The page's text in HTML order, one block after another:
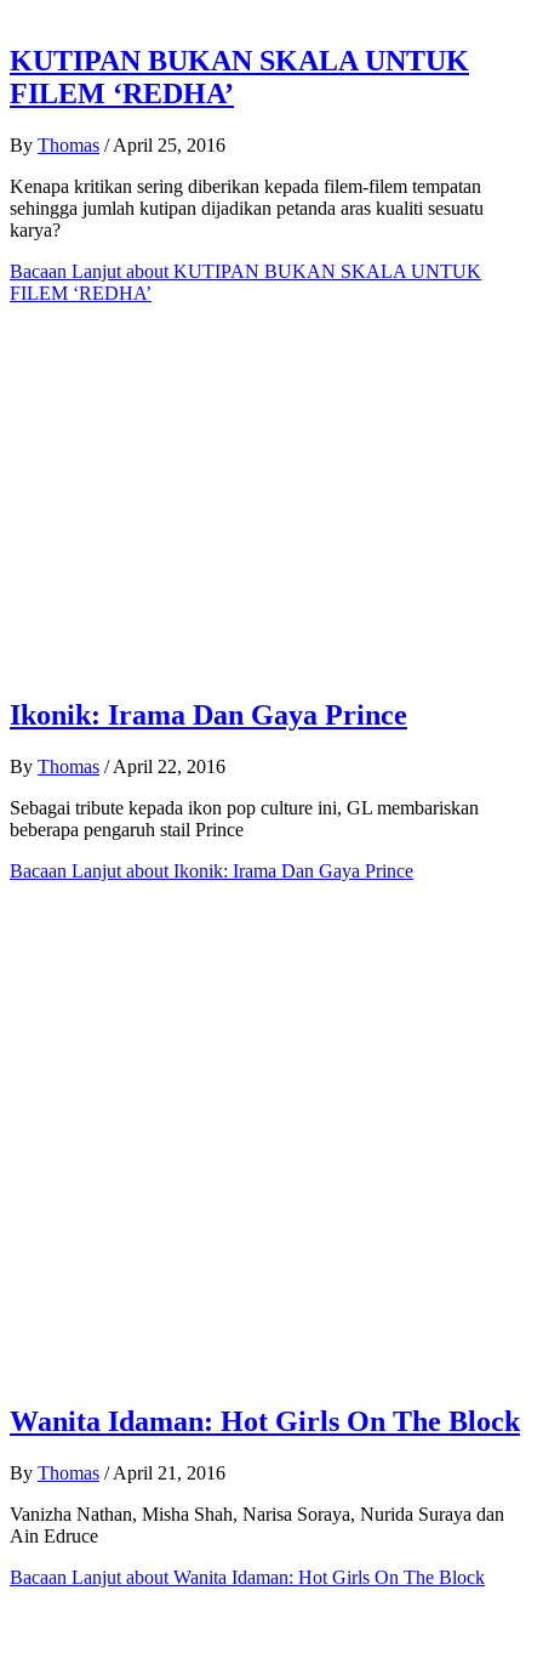
KUTIPAN BUKAN SKALA UNTUK
FILEM ‘REDHA’
By Thomas / April 25, 2016
Kenapa kritikan sering diberikan kepada filem-filem tempatan
sehingga jumlah kutipan dijadikan petanda aras kualiti sesuatu
karya?
Bacaan Lanjut about KUTIPAN BUKAN SKALA UNTUK
FILEM ‘REDHA’
Ikonik: Irama Dan Gaya Prince
By Thomas / April 22, 2016
Sebagai tribute kepada ikon pop culture ini, GL membariskan
beberapa pengaruh stail Prince
Bacaan Lanjut about Ikonik: Irama Dan Gaya Prince
Wanita Idaman: Hot Girls On The Block
By Thomas / April 21, 2016
Vanizha Nathan, Misha Shah, Narisa Soraya, Nurida Suraya dan
Ain Edruce
Bacaan Lanjut about Wanita Idaman: Hot Girls On The Block